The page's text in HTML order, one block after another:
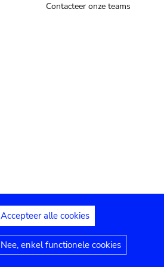
Contacteer onze teams
Juridische mededelingen
Accepteer alle cookies
Nee, enkel functionele cookies